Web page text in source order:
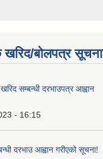
खरिद/बोलपत्र सूचना
सम्बन्धी दरभाउपत्र आह्वान
- 16:15
दरभाउ आह्वान गरीएको सूचना!